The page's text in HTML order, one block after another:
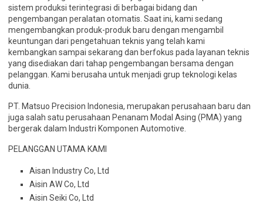
sistem produksi terintegrasi di berbagai bidang dan
pengembangan peralatan otomatis. Saat ini, kami sedang
mengembangkan produk-produk baru dengan mengambil
keuntungan dari pengetahuan teknis yang telah kami
kembangkan sampai sekarang dan berfokus pada layanan teknis
yang disediakan dari tahap pengembangan bersama dengan
pelanggan. Kami berusaha untuk menjadi grup teknologi kelas
dunia.
PT. Matsuo Precision Indonesia, merupakan perusahaan baru dan
juga salah satu perusahaan Penanam Modal Asing (PMA) yang
bergerak dalam Industri Komponen Automotive.
PELANGGAN UTAMA KAMI
Aisan Industry Co, Ltd
Aisin AW Co, Ltd
Aisin Seiki Co, Ltd